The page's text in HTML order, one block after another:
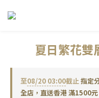
夏日繁花
至08/20 03:00截止指定
全店，直送香港 滿1500